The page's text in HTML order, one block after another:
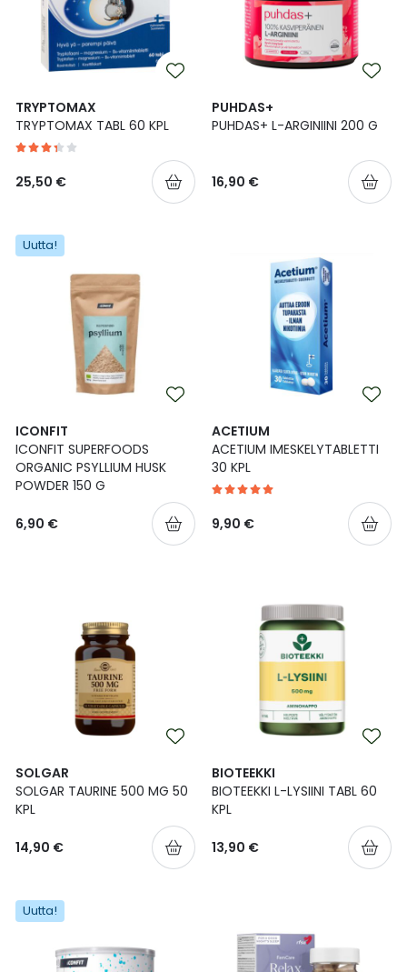
TRYPTOMAX
TRYPTOMAX TABL 60 KPL
25,50 €
PUHDAS+
PUHDAS+ L-ARGINIINI 200 G
16,90 €
Uutta!
ICONFIT
ICONFIT SUPERFOODS
ORGANIC PSYLLIUM HUSK
POWDER 150 G
6,90 €
ACETIUM
ACETIUM IMESKELYTABLETTI
30 KPL
9,90 €
SOLGAR
SOLGAR TAURINE 500 MG 50
KPL
14,90 €
BIOTEEKKI
BIOTEEKKI L-LYSIINI TABL 60
KPL
13,90 €
Uutta!